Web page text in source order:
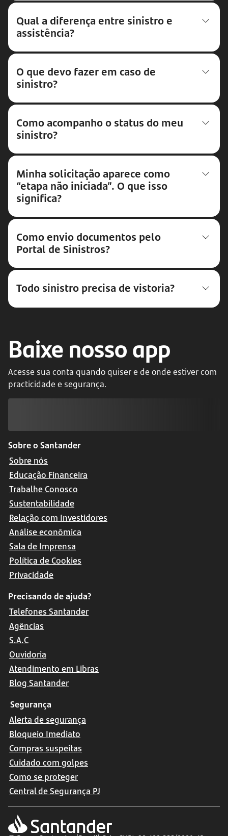
Qual a diferença entre sinistro e
assistência?
O que devo fazer em caso de
sinistro?
Como acompanho o status do meu
sinistro?
Minha solicitação aparece como
“etapa não iniciada”. O que isso
significa?
Como envio documentos pelo
Portal de Sinistros?
Todo sinistro precisa de vistoria?
Baixe nosso app
Acesse sua conta quando quiser e de onde estiver com
practicidade e segurança.
Sobre o Santander
Sobre nós
Educação Financeira
Trabalhe Conosco
Sustentabilidade
Relação com Investidores
Análise econômica
Sala de Imprensa
Política de Cookies
Privacidade
Precisando de ajuda?
Telefones Santander
Agências
S.A.C
Ouvidoria
Atendimento em Libras
Blog Santander
Segurança
Alerta de segurança
Bloqueio Imediato
Compras suspeitas
Cuidado com golpes
Como se proteger
Central de Segurança PJ